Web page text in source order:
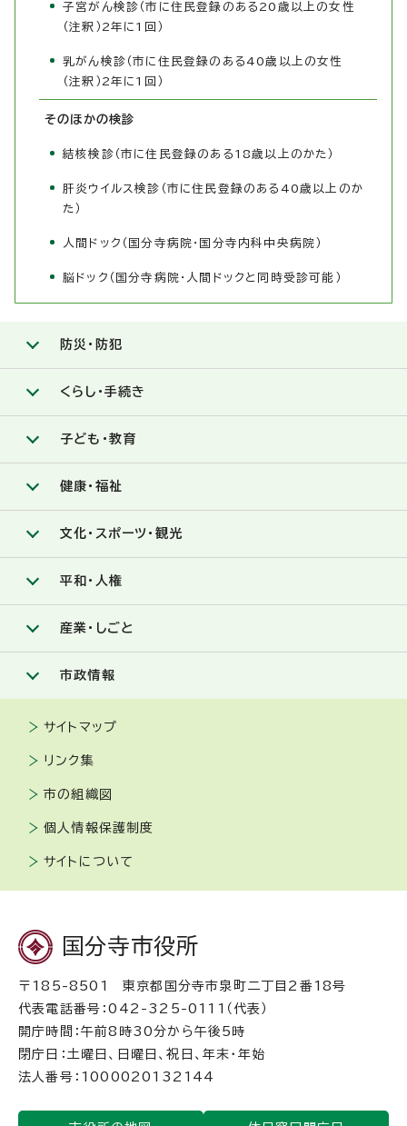
子宮がん検診（市に住民登録のある20歳以上の女性
（注釈）2年に1回）
乳がん検診（市に住民登録のある40歳以上の女性
（注釈）2年に1回）
そのほかの検診
結核検診（市に住民登録のある18歳以上のかた）
肝炎ウイルス検診（市に住民登録のある40歳以上のか
た）
人間ドック（国分寺病院・国分寺内科中央病院）
脳ドック（国分寺病院・人間ドックと同時受診可能）
防災・防犯
くらし・手続き
子ども・教育
健康・福祉
文化・スポーツ・観光
平和・人権
産業・しごと
市政情報
サイトマップ
リンク集
市の組織図
個人情報保護制度
サイトについて
国分寺市役所
〒185-8501 東京都国分寺市泉町二丁目2番18号
代表電話番号：042-325-0111（代表）
開庁時間：午前8時30分から午後5時
閉庁日：土曜日、日曜日、祝日、年末・年始
法人番号：1000020132144